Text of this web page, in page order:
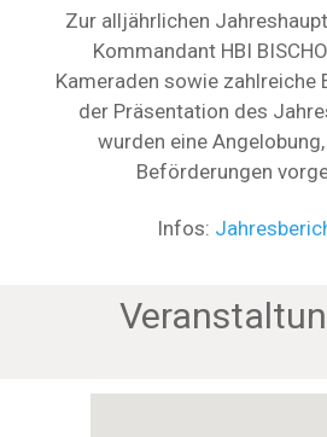
Zur alljährlichen
Kommandant HBI
Kameraden sowie zahlreiche
der Präsentation des
wurden eine
Beförderungen
Infos: